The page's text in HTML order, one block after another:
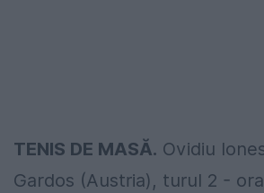
TENIS DE MASĂ. Ovidiu
Gardos (Austria), turul 2 -